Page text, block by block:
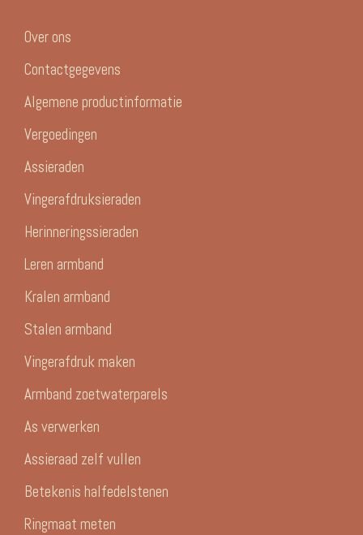
Over ons
Contactgegevens
Algemene productinformatie
Vergoedingen
Assieraden
Vingerafdruksieraden
Herinneringssieraden
Leren armband
Kralen armband
Stalen armband
Vingerafdruk maken
Armband zoetwaterparels
As verwerken
Assieraad zelf vullen
Betekenis halfedelstenen
Ringmaat meten